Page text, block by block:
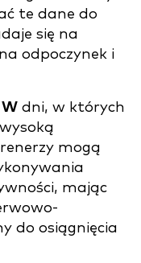
te dane do
się na
odpoczynek i
dni, w których
mogą
mając
do osiągnięcia